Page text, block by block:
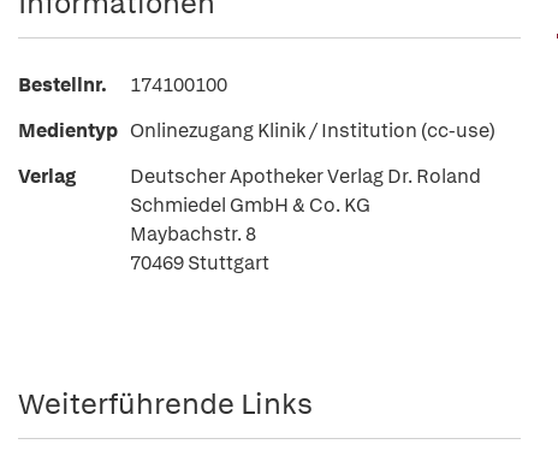
Bestellnr.
174100100
Medientyp Onlinezugang Klinik / Institution (cc-use)
Verlag
Deutscher Apotheker Verlag Dr. Roland
Schmiedel GmbH & Co. KG
Maybachstr. 8
70469 Stuttgart
Weiterführende Links